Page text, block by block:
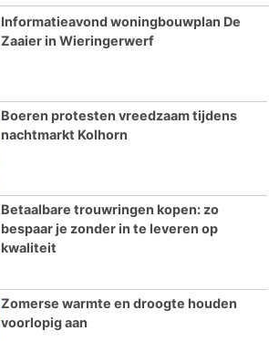
Informatieavond woningbouwplan De
Zaaier in Wieringerwerf
Boeren protesten vreedzaam tijdens
nachtmarkt Kolhorn
Betaalbare trouwringen kopen: zo
bespaar je zonder in te leveren op
kwaliteit
Zomerse warmte en droogte houden
voorlopig aan